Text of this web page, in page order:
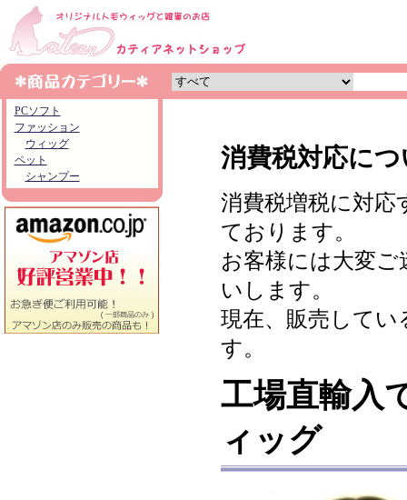
PCソフト
ファッション
ウィッグ
ペット
シャンプー
消費税対応に
消費税増税に対応
ております。
お客様には大変
いします。
現在、販売して
す。
工場直輸入
ィッグ